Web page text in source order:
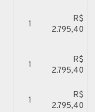
1
R$
2.795,40
1
R$
2.795,40
1
R$
2.795,40